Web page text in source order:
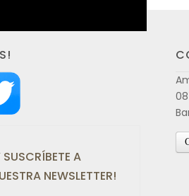
SUSCRÍBETE A
NEWSLETTER!